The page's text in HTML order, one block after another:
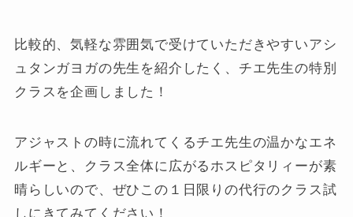
比較的、気軽な雰囲気で受けていただきやすいアシ
ュタンガヨガの先生を紹介したく、チエ先生の特別
クラスを企画しました！
アジャストの時に流れてくるチエ先生の温かなエネ
ルギーと、クラス全体に広がるホスピタリィーが素
晴らしいので、ぜひこの１日限りの代行のクラス試
しにきてみてください！